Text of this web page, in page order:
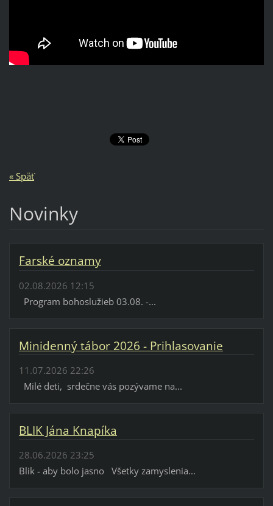
« Späť
Novinky
Farské oznamy
02.08.2026 12:15
Program bohoslužieb 03.08. -...
Minidenný tábor 2026 - Prihlasovanie
11.07.2026 22:26
Milé deti, srdečne vás pozývame na...
BLIK Jána Knapíka
28.06.2026 23:25
Blik - aby bolo jasno Všetky zamyslenia...